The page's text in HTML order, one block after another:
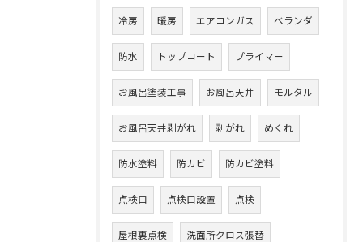
冷房 暖房 エアコンガス ベランダ
防水 トップコート プライマー
お風呂塗装工事 お風呂天井 モルタル
お風呂天井剥がれ 剥がれ めくれ
防水塗料 防カビ 防カビ塗料
点検口 点検口設置 点検
屋根裏点検 洗面所クロス張替